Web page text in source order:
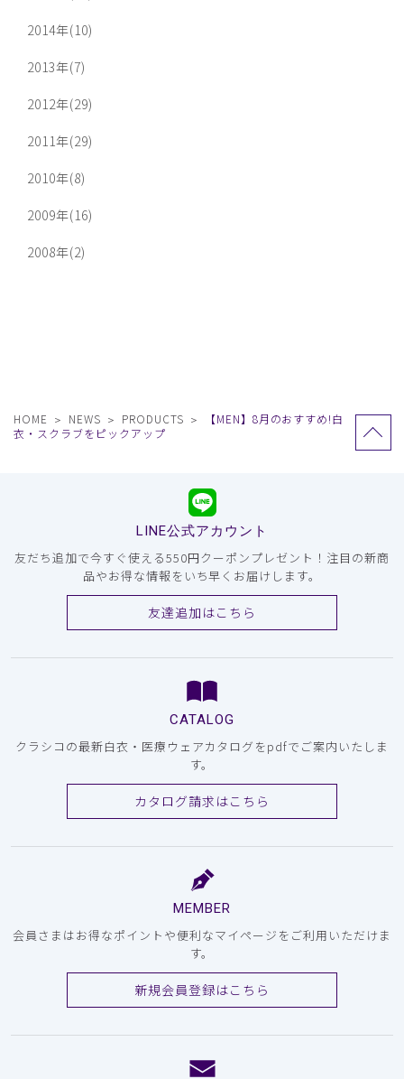
2014年(10)
2013年(7)
2012年(29)
2011年(29)
2010年(8)
2009年(16)
2008年(2)
HOME NEWS PRODUCTS
【MEN】8月のおすすめ!白
衣・スクラブをピックアップ
LINE公式アカウント
友だち追加で今すぐ使える550円クーポンプレゼント！注目の新商
品やお得な情報をいち早くお届けします。
友達追加はこちら
CATALOG
クラシコの最新白衣・医療ウェアカタログをpdfでご案内いたしま
す。
カタログ請求はこちら
MEMBER
会員さまはお得なポイントや便利なマイページをご利用いただけま
す。
新規会員登録はこちら